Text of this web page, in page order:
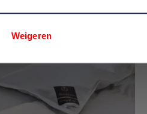
Weigeren